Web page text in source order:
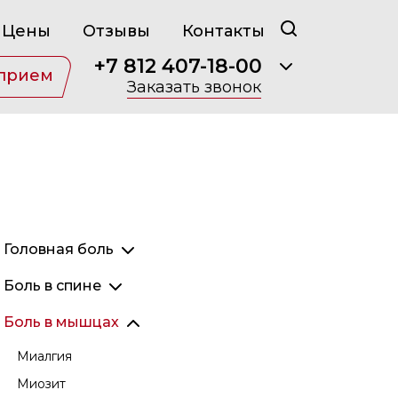
Цены Отзывы Контакты
+7 812 407-18-00
Заказать звонок
Головная боль
Мигрень
Головная боль в висках
Головная боль в затылке
Боль в спине
Остеохондроз
Люмбаго
Радикулит
Боль в мышцах
Миалгия
Миозит